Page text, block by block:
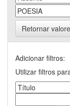
Retornar
Adicionar filtros:
Utilizar filtros